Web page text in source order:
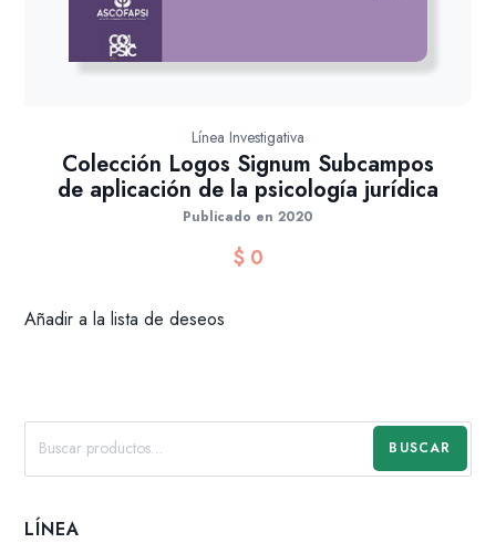
Línea Investigativa
Colección Logos Signum Subcampos
de aplicación de la psicología jurídica
Publicado en 2020
$0
Añadir a la lista de deseos
BUSCAR
LÍNEA